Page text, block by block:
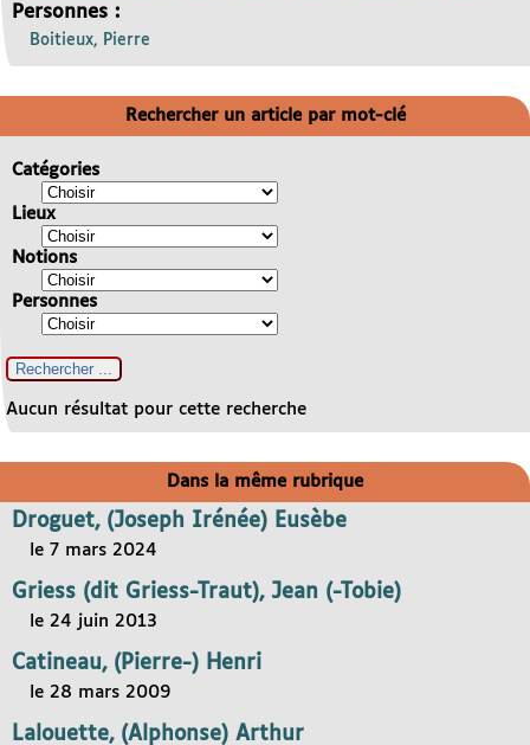
Personnes :
Boitieux, Pierre
Rechercher un article par mot-clé
Catégories
Lieux
Notions
Personnes
Aucun résultat pour cette recherche
Dans la même rubrique
Droguet, (Joseph Irénée) Eusèbe
le 7 mars 2024
Griess (dit Griess-Traut), Jean (-Tobie)
le 24 juin 2013
Catineau, (Pierre-) Henri
le 28 mars 2009
Lalouette, (Alphonse) Arthur